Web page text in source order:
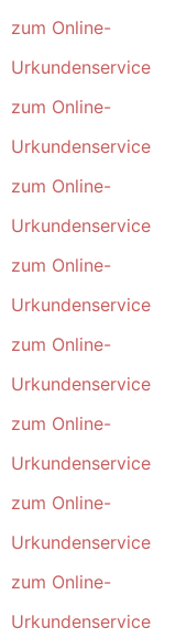
zum Online-
Urkundenservice
zum Online-
Urkundenservice
zum Online-
Urkundenservice
zum Online-
Urkundenservice
zum Online-
Urkundenservice
zum Online-
Urkundenservice
zum Online-
Urkundenservice
zum Online-
Urkundenservice